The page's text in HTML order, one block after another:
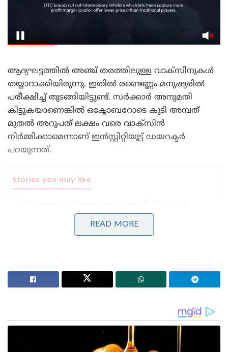
ആദ്യഘട്ടത്തില്‍ അഞ്ച് തരത്തിലുള്ള വാക്‌സിനുകള്‍
തയ്യാറാക്കിയിരുന്നു. ഇതില്‍ രണ്ടെണ്ണം മനുഷ്യരില്‍
പരീക്ഷിച്ച് തുടങ്ങിയിട്ടുണ്ട്. സര്‍ക്കാര്‍ അനുമതി
കിട്ടുകയാണെങ്കില്‍ ഒക്ടോബറോടെ കൂടി അമ്പത്
മുതല്‍ അറുപത് ലക്ഷം വരെ വാക്‌സിന്‍
നിര്‍മ്മിക്കാമെന്നാണ് ഇന്‍സ്റ്റിറ്റിയൂട്ട് ഡയറക്ടര്‍
പറയുന്നത്.
Stories you may like
യുദ്ധവിമാനങ്ങൾ ഇന്ത്യയിൽ നിർമ്മിക്കും,
ഫ്രാൻസിന്റെ വൻ ഓഫർ
മുതിർന്ന പോലീസ് ഉദ്യോഗസ്ഥനെ മർദ്ദിച്ചു, ഇൽതിജ
സാധാരണ ഒരു വാക്‌സിന്‍ നിര്‍മ്മിച്ച്
യൂണിവേഴ്‌സിറ്റുയമായുള്ള സഹകരണം കൊണ്ടാണ്
ഇത്ര പെട്ടന്ന് വാക്‌സിന്‍ നിര്‍മ്മിക്കാനായതെന്നും
READ MORE